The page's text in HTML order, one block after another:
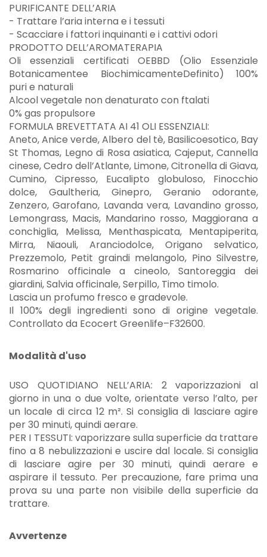
PURIFICANTE DELL’ARIA
- Trattare l’aria interna e i tessuti
- Scacciare i fattori inquinanti e i cattivi odori
PRODOTTO DELL’AROMATERAPIA
Oli essenziali certificati OEBBD (Olio Essenziale
Botanicamentee BiochimicamenteDefinito) 100%
puri e naturali
Alcool vegetale non denaturato con ftalati
0% gas propulsore
FORMULA BREVETTATA AI 41 OLI ESSENZIALI:
Aneto, Anice verde, Albero del tè, Basilicoesotico, Bay
St Thomas, Legno di Rosa asiatica, Cajeput, Cannella
cinese, Cedro dell’Atlante, Limone, Citronella di Giava,
Cumino, Cipresso, Eucalipto globuloso, Finocchio
dolce, Gaultheria, Ginepro, Geranio odorante,
Zenzero, Garofano, Lavanda vera, Lavandino grosso,
Lemongrass, Macis, Mandarino rosso, Maggiorana a
conchiglia, Melissa, Menthaspicata, Mentapiperita,
Mirra, Niaouli, Aranciodolce, Origano selvatico,
Prezzemolo, Petit graindi melangolo, Pino Silvestre,
Rosmarino officinale a cineolo, Santoreggia dei
giardini, Salvia officinale, Serpillo, Timo timolo.
Lascia un profumo fresco e gradevole.
Il 100% degli ingredienti sono di origine vegetale.
Controllato da Ecocert Greenlife–F32600.
Modalità d'uso
USO QUOTIDIANO NELL’ARIA: 2 vaporizzazioni al
giorno in una o due volte, orientate verso l’alto, per
un locale di circa 12 m². Si consiglia di lasciare agire
per 30 minuti, quindi aerare.
PER I TESSUTI: vaporizzare sulla superficie da trattare
fino a 8 nebulizzazioni e uscire dal locale. Si consiglia
di lasciare agire per 30 minuti, quindi aerare e
aspirare il tessuto. Per precauzione, fare prima una
prova su una parte non visibile della superficie da
trattare.
Avvertenze